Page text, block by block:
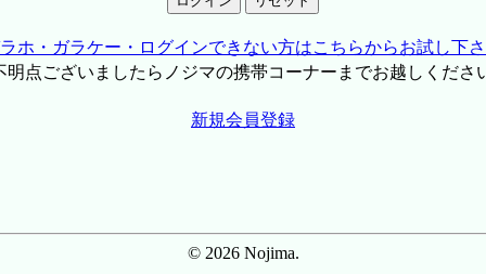
ホ・ガラケー・ログインできない方はこちらからお試し下
点ございましたらノジマの携帯コーナーまでお越しくださ
新規会員登録
© 2026 Nojima.